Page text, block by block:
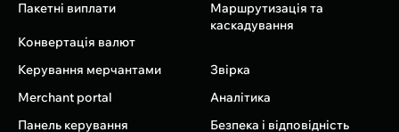
Пакетні виплати
Маршрутизація та
каскадування
Конвертація валют
Керування мерчантами
Звірка
Merchant portal
Аналітика
Панель керування
Безпека і відповідність